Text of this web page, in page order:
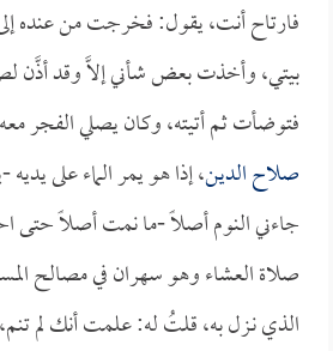
فارتاح أنت، يقول: فخرجت من عنده
بيتي، وأخذت بعض شأني إلاَّ وقد أذَّن
فتوضأت ثم أتيته، وكان يصلي الفجر
صلاح الدين، إذا هو يمر الماء على
جاءني النوم أصلاً -ما نمت أصلاً حتى
صلاة العشاء وهو سهران في مصالح
الذي نـزل به، قلتُ له: علمت أنك لم